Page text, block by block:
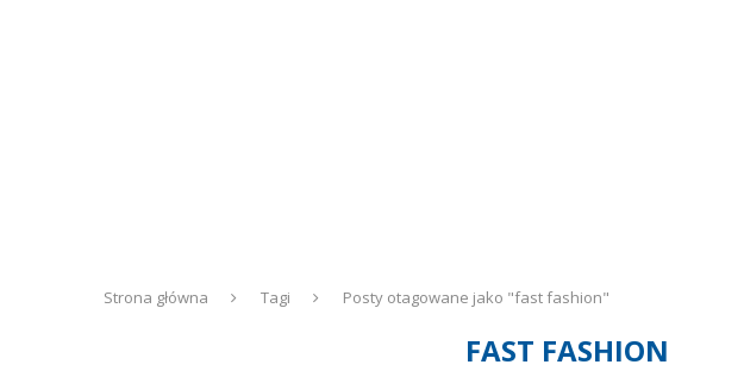
Strona główna Tagi Posty otagowane jako "fast fashion"
FAST FASHION